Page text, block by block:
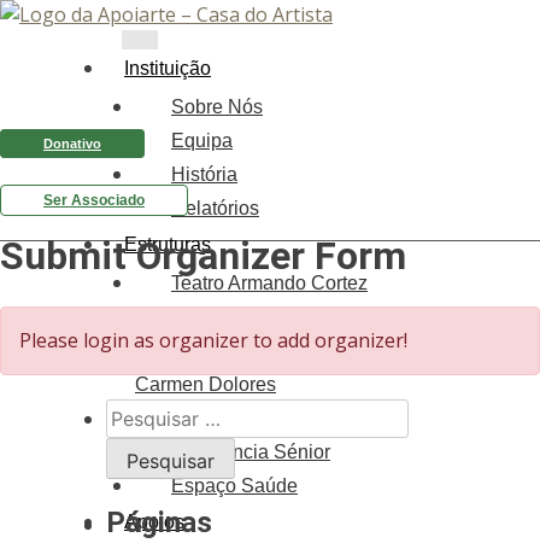
Instituição
Sobre Nós
Equipa
História
Relatórios
Estruturas
Teatro Armando Cortez
Centro de Documentação
Carmen Dolores
Centro de Formação
Residência Sénior
Espaço Saúde
Apoios
Donativo
Ser Associado
Submit Organizer Form
Please login as organizer to add organizer!
Pesquisar
por:
Páginas